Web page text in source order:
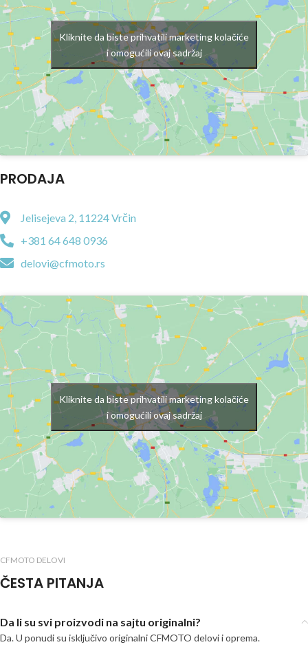
Kliknite da biste prihvatili marketing kolačiće
i omogućili ovaj sadržaj
PRODAJA
Jelisejeva 2, 11224 Vrčin
+381 64 648 0936
delovi@cfmoto.rs
Kliknite da biste prihvatili marketing kolačiće
i omogućili ovaj sadržaj
CFMOTO DELOVI
ČESTA PITANJA
Da li su svi proizvodi na sajtu originalni?
Da. U ponudi su isključivo originalni CFMOTO delovi i oprema.